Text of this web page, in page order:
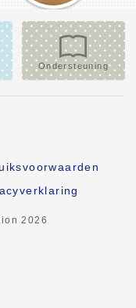
Ondersteuning
2026